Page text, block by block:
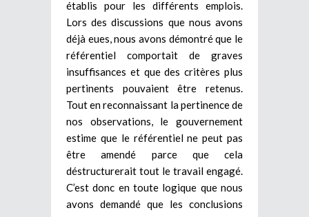
établis pour les différents emplois.
Lors des discussions que nous avons
déjà eues, nous avons démontré que le
référentiel comportait de graves
insuffisances et que des critères plus
pertinents pouvaient être retenus.
Tout en reconnaissant la pertinence de
nos observations, le gouvernement
estime que le référentiel ne peut pas
être amendé parce que cela
déstructurerait tout le travail engagé.
C’est donc en toute logique que nous
avons demandé que les conclusions